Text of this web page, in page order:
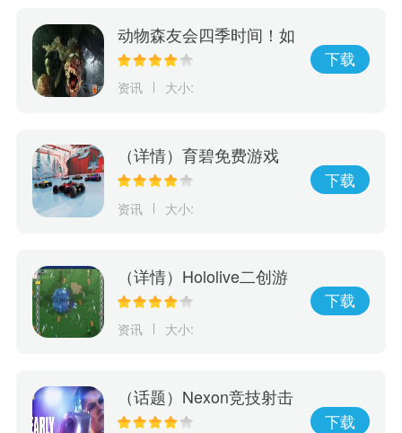
动物森友会四季时间！如
何利用游戏进行学习，玩
化！
资讯 大小:
下载
（详情）育碧免费游戏
《赛道狂飙》5月15日登
资讯 大小:
下载
（详情）Hololive二创游
戏《Holocure》获Cover
推出
资讯 大小:
下载
（话题）Nexon竞技射击
游戏《幕后高手》5月19
下载